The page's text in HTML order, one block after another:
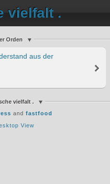
vielfalt .
Orden
aus der
vielfalt .
and fastfood
View